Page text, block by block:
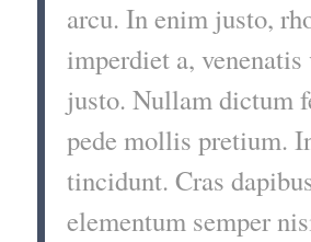
arcu. In enim justo,
imperdiet a, venenatis
justo. Nullam dictum
pede mollis pretium.
tincidunt. Cras
elementum semper